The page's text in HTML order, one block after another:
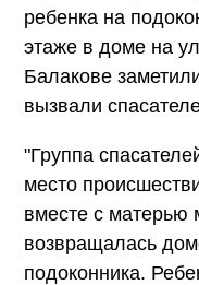
ребенка на
этаже в доме на
Балакове
вызвали
"Группа
место
вместе с матерью
возвращалась
подоконника.